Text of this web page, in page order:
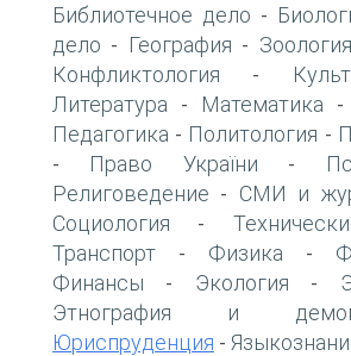
Библиотечное дело -
дело - География - Зоология
Конфликтология -
Литература - Математика -
Педагогика - Политология -
- Право України -
Религоведение - СМИ и
Социология -
Транспорт - Физика -
Финансы - Экология -
Этнография и
Юриспруденция -